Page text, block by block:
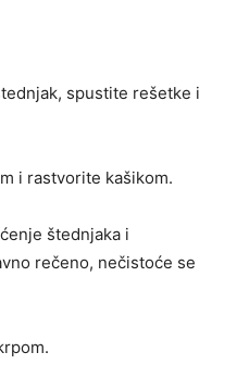
spustite rešetke i
i rastvorite kašikom.
štednjaka i
rečeno, nečistoće se